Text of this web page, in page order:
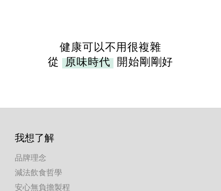
健康可以不用很複雜
從原味時代 開始剛剛好
我想了解
品牌理念
減法飲食哲學
安心無負擔製程